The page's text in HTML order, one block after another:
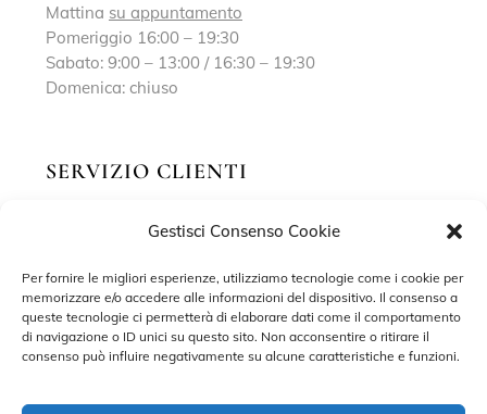
Gestisci Consenso Cookie
Per fornire le migliori esperienze, utilizziamo tecnologie come i cookie per
memorizzare e/o accedere alle informazioni del dispositivo. Il consenso a
queste tecnologie ci permetterà di elaborare dati come il comportamento
di navigazione o ID unici su questo sito. Non acconsentire o ritirare il
consenso può influire negativamente su alcune caratteristiche e funzioni.
Mattina su appuntamento
Pomeriggio 16:00 – 19:30
Sabato: 9:00 – 13:00 / 16:30 – 19:30
Domenica: chiuso
SERVIZIO CLIENTI
Richiedi un appuntamento
Contatti
Privacy Policy
Cookie Policy